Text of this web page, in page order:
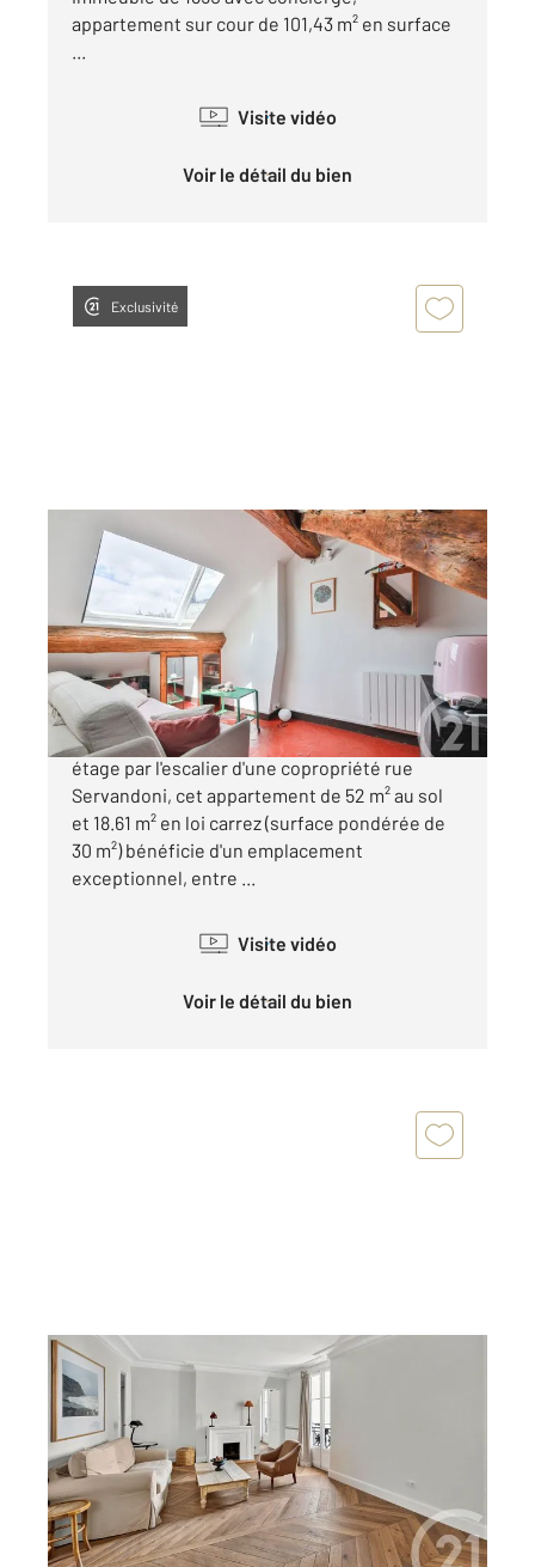
appartement sur cour de 101,43 m² en surface
...
Visite vidéo
Voir le détail du bien
Exclusivité
PARIS 75006
30 m
, 2 pièces
Ref : 576
Appartement T2 à vendre
415 000 €
Paris 6ème : Saint-Sulpice - Situé au cinquième
étage par l'escalier d'une copropriété rue
Servandoni, cet appartement de 52 m² au sol
et 18.61 m² en loi carrez (surface pondérée de
30 m²) bénéficie d'un emplacement
exceptionnel, entre ...
Visite vidéo
Voir le détail du bien
PARIS 75006
49,30 m
Ref : 605
Appartement T2 à vendre
800 000 €